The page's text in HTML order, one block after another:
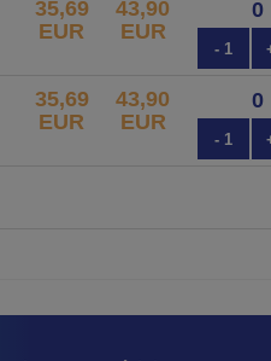
35,69
EUR
43,90
EUR
- 1
35,69
EUR
43,90
EUR
- 1